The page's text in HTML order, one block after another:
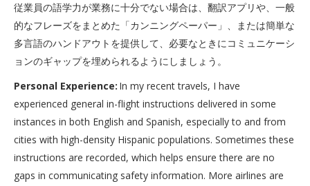
従業員の語学力が業務に十分でない場合は、翻訳アプリや、一般
的なフレーズをまとめた「カンニングペーパー」、または簡単な
多言語のハンドアウトを提供して、必要なときにコミュニケーシ
ョンのギャップを埋められるようにしましょう。
Personal Experience: In my recent travels, I have
experienced general in-flight instructions delivered in some
instances in both English and Spanish, especially to and from
cities with high-density Hispanic populations. Sometimes these
instructions are recorded, which helps ensure there are no
gaps in communicating safety information. More airlines are